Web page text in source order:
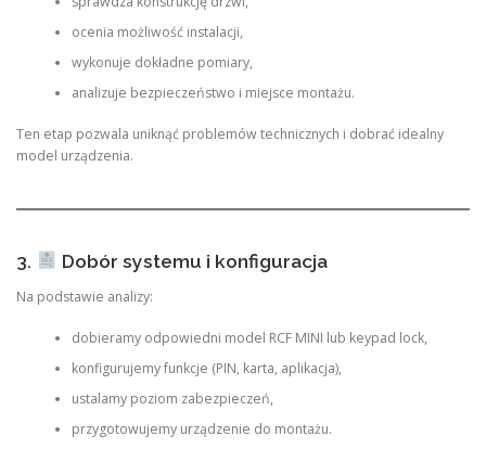
ocenia możliwość instalacji,
wykonuje dokładne pomiary,
analizuje bezpieczeństwo i miejsce montażu.
Ten etap pozwala uniknąć problemów technicznych i dobrać idealny
model urządzenia.
3. Dobór systemu i konfiguracja
Na podstawie analizy:
dobieramy odpowiedni model RCF MINI lub keypad lock,
konfigurujemy funkcje (PIN, karta, aplikacja),
ustalamy poziom zabezpieczeń,
przygotowujemy urządzenie do montażu.